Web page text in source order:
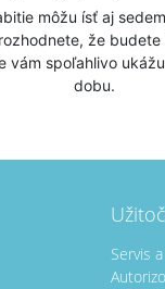
môžu ísť aj
že
vám spoľahlivo
dobu.
Servis